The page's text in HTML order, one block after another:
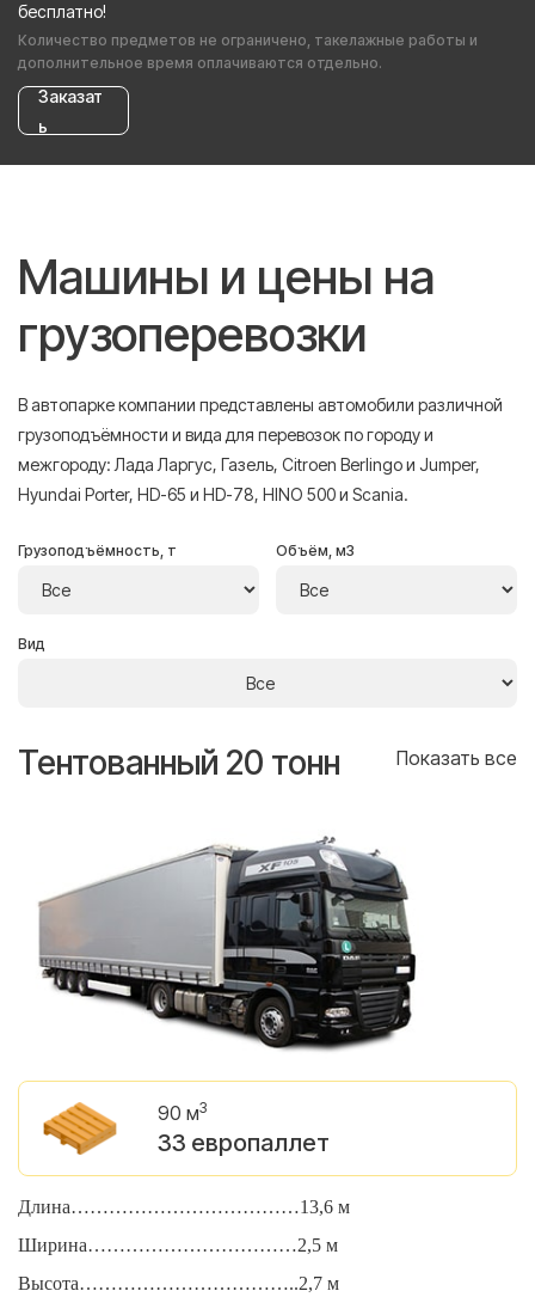
бесплатно!
Количество предметов не ограничено, такелажные работы и
дополнительное время оплачиваются отдельно.
Заказат
ь
Машины и цены на
грузоперевозки
В автопарке компании представлены автомобили различной
грузоподъёмности и вида для перевозок по городу и
межгороду: Лада Ларгус, Газель, Citroen Berlingo и Jumper,
Hyundai Porter, HD-65 и HD-78, HINO 500 и Scania.
Грузоподъёмность, т Объём, м3
Вид
Тентованный 20 тонн Показать все
90 м3
33 европаллет
Длина………………………………13,6 м
Ширина……………………………2,5 м
Высота……………………………..2,7 м